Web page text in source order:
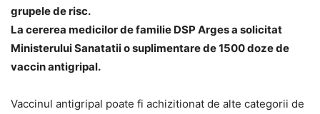
grupele de risc.
La cererea medicilor de familie DSP Arges a solicitat
Ministerului Sanatatii o suplimentare de 1500 doze de
vaccin antigripal.
Vaccinul antigripal poate fi achizitionat de alte categorii de